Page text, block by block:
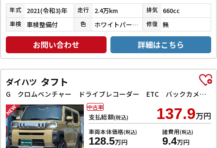
年式 2021(令和3)年 走行 2.4万km 排気 660cc
車検 車検整備付 色 ホワイトパール３コートパール 修復 無
お問い合わせ 詳細はこちら
ダイハツ タフト
G クロムベンチャー ドライブレコーダー ETC バックカメラ ナビ TV クリアランスソナー 衝突被害軽減システム オートライト LEDヘッドランプ スマートキー アイドリングストップ 電動格納ミラー シートヒーター
支払総額(税込) 137.9万円
車両本体価格(税込)
128.5万円
諸費用(税込)
9.4万円
中古車